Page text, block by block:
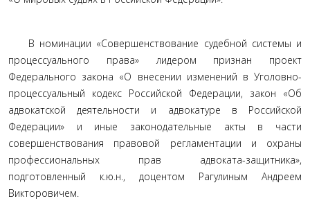
В номинации «Совершенствование судебной системы и
процессуального права» лидером признан проект
Федерального закона «О внесении изменений в Уголовно-
процессуальный кодекс Российской Федерации, закон «Об
адвокатской деятельности и адвокатуре в Российской
Федерации» и иные законодательные акты в части
совершенствования правовой регламентации и охраны
профессиональных прав адвоката-защитника»,
подготовленный к.ю.н., доцентом Рагулиным Андреем
Викторовичем.